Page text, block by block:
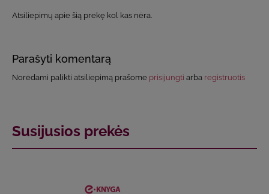
Atsiliepimų apie šią prekę kol kas nėra.
Parašyti komentarą
Norėdami palikti atsiliepimą prašome prisijungti arba registruotis
Susijusios prekės